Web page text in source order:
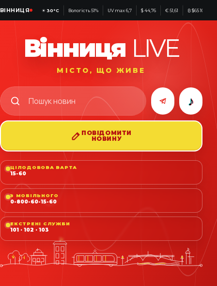
ВІННИЦЯ ☀ 30°C Вологість 51% UV max 6,7 $ 44,76 € 51,61 ₿ $65 100
Вінниця LIVE
МІСТО, ЩО ЖИВЕ
♪
ПОВІДОМИТИ
НОВИНУ
ЦІЛОДОБОВА ВАРТА
15-60
З МОБІЛЬНОГО
0-800-60-15-60
ЕКСТРЕНІ СЛУЖБИ
101 · 102 · 103